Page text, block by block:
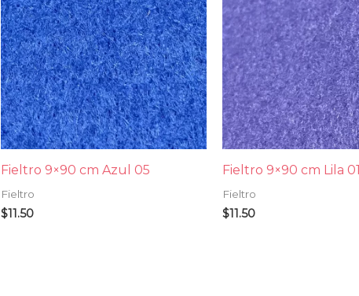
Fieltro 9×90 cm Azul 05
Fieltro
$11.50
Fieltro 9×90 cm Lila 01
Fieltro
$11.50